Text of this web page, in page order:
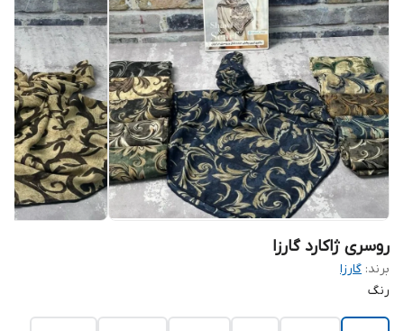
روسری ژاکارد گارزا
برند: گارزا
رنگ